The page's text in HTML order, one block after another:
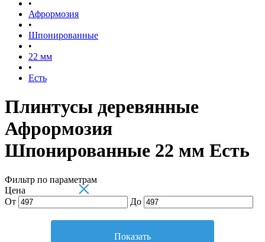
•
Афрормозия
•
Шпонированные
•
22 мм
•
Есть
Плинтусы деревянные
Афрормозия
Шпонированные 22 мм Есть
Фильтр по параметрам
×
Цена
От
До
Показать